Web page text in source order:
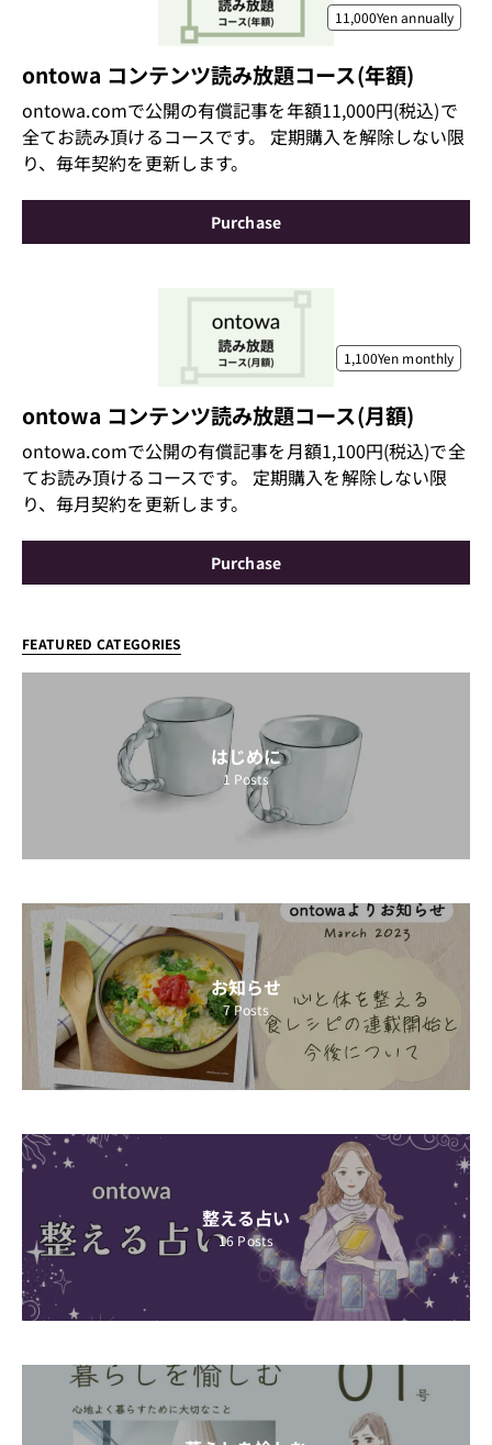
11,000Yenannually
ontowa コンテンツ読み放題コース(年額)
ontowa.comで公開の有償記事を年額11,000円(税込)で
全てお読み頂けるコースです。 定期購入を解除しない限
り、毎年契約を更新します。
Purchase
1,100Yen monthly
ontowa コンテンツ読み放題コース(月額)
ontowa.comで公開の有償記事を月額1,100円(税込)で全
てお読み頂けるコースです。 定期購入を解除しない限
り、毎月契約を更新します。
Purchase
FEATURED CATEGORIES
はじめに
1 Posts
お知らせ
7Posts
整える占い
16 Posts